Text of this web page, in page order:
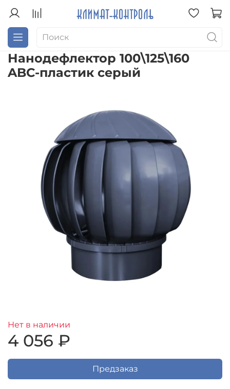
Нанодефлектор 100\125\160
ABC-пластик серый
Нет в наличии
4 056 ₽
Предзаказ